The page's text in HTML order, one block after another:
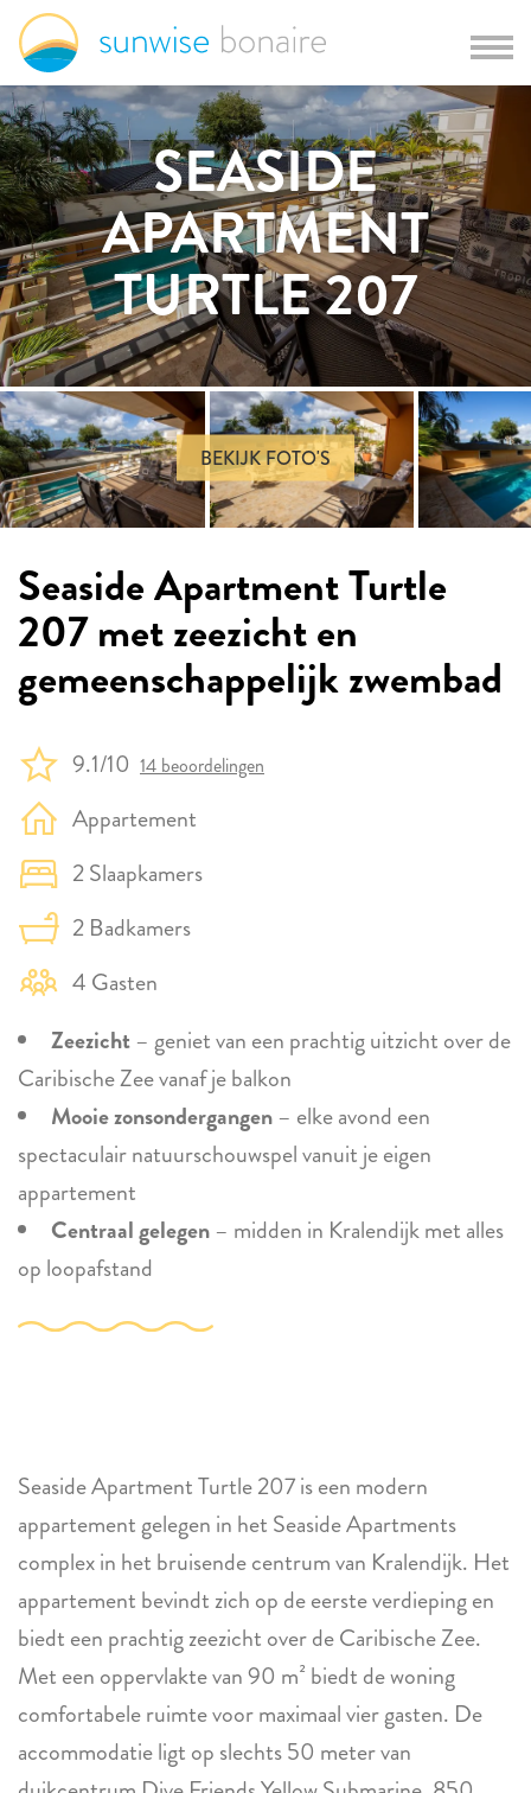
SEASIDE
APARTMENT
TURTLE 207
BEKIJK FOTO'S
Seaside Apartment Turtle
207 met zeezicht en
gemeenschappelijk zwembad
9.1/10 14 beoordelingen
Appartement
2 Slaapkamers
2 Badkamers
4 Gasten
Zeezicht – geniet van een prachtig uitzicht over de
Caribische Zee vanaf je balkon
Mooie zonsondergangen – elke avond een
spectaculair natuurschouwspel vanuit je eigen
appartement
Centraal gelegen – midden in Kralendijk met alles
op loopafstand
Seaside Apartment Turtle 207 is een modern
appartement gelegen in het Seaside Apartments
complex in het bruisende centrum van Kralendijk. Het
appartement bevindt zich op de eerste verdieping en
biedt een prachtig zeezicht over de Caribische Zee.
Met een oppervlakte van 90 m² biedt de woning
comfortabele ruimte voor maximaal vier gasten. De
accommodatie ligt op slechts 50 meter van